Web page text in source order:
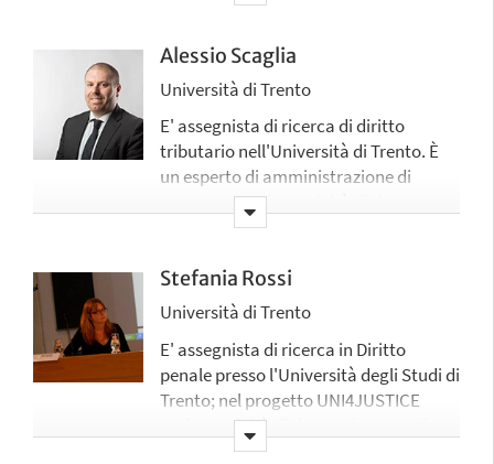
Alessio Scaglia
Università di Trento
E' assegnista di ricerca di diritto
tributario nell'Università di Trento. È
un esperto di amministrazione di
sostegno. Svolge attività di ricerca
applicata nel progetto UNI4Justice in
questioni di carattere tributario
relative alle procedure concorsuali e
Stefania Rossi
Università di Trento
E' assegnista di ricerca in Diritto
penale presso l'Università degli Studi di
Trento; nel progetto UNI4JUSTICE
svolge attività di ricerca in tema di
giustizia penale e "Codice Rosso"